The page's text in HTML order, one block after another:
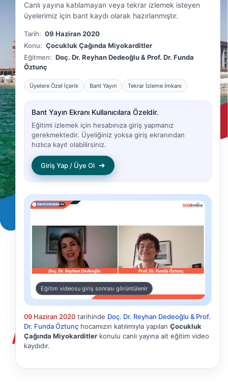
Canlı yayına katılamayan veya tekrar izlemek isteyen
üyelerimiz için bant kaydı olarak hazırlanmıştır.
Tarih: 09 Haziran 2020
Konu: Çocukluk Çağında Miyokarditler
Eğitmen: Doç. Dr. Reyhan Dedeoğlu & Prof. Dr. Funda
Öztunç
Üyelere Özel İçerik Bant Yayın Tekrar İzleme İmkanı
Bant Yayın Ekranı Kullanıcılara Özeldir.
Eğitimi izlemek için hesabınıza giriş yapmanız
gerekmektedir. Üyeliğiniz yoksa giriş ekranından
hızlıca kayıt olabilirsiniz.
Giriş Yap / Üye Ol ➜
Eğitim videosu giriş sonrası görüntülenir
09 Haziran 2020 tarihinde Doç. Dr. Reyhan Dedeoğlu & Prof.
Dr. Funda Öztunç hocamızın katılımıyla yapılan Çocukluk
Çağında Miyokarditler konulu canlı yayına ait eğitim video
kaydıdır.